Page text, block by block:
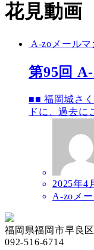
花見動画
A-zoメールマ
第95回
■■ 福岡城さ
ドに、過去
2025年4
A-zoメ
福岡県福岡市早良
092-516-6714